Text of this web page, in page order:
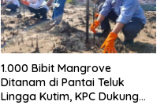
1.000 Bibit Mangrove
Ditanam di Pantai Teluk
Lingga Kutim, KPC Dukung